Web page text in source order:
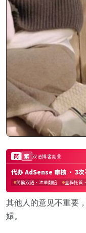
其他人的意见不重要
嬛。